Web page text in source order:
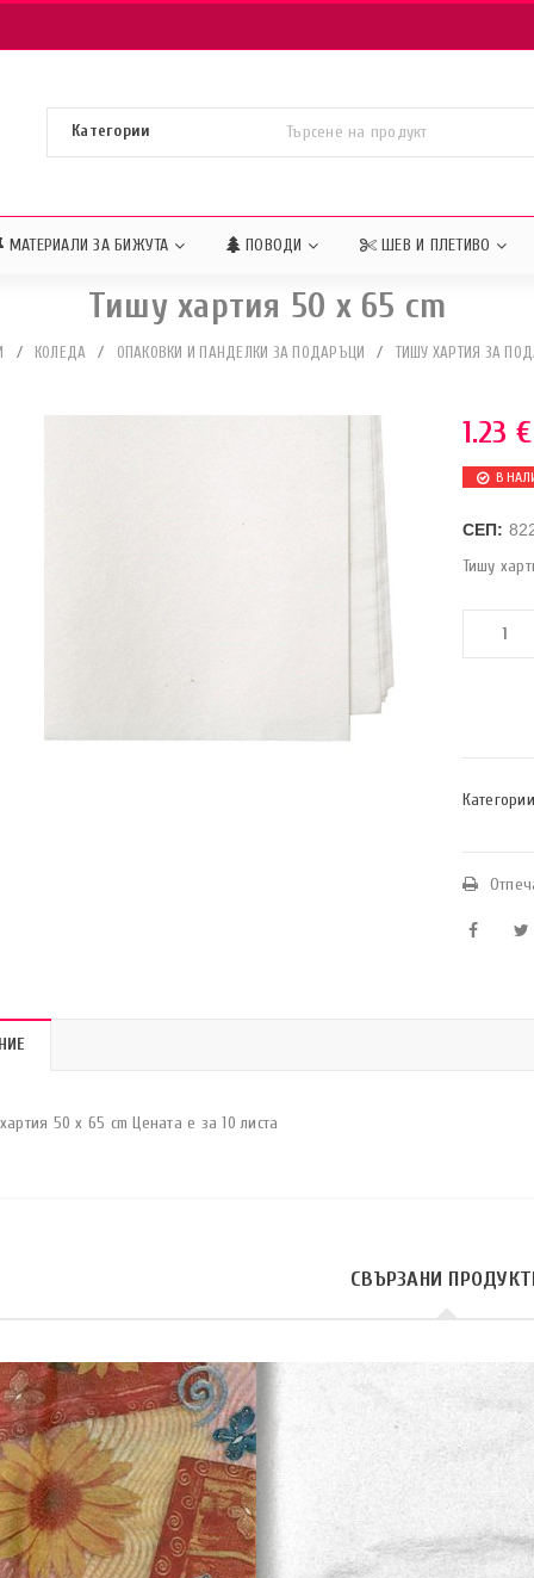
МАТЕРИАЛИ ЗА БИЖУТА ПОВОДИ ШЕВ И ПЛЕТИВО
Тишу хартия 50 x 65 cm
/ КОЛЕДА / ОПАКОВКИ И ПАНДЕЛКИ ЗА ПОДАРЪЦИ / ТИШУ ХАРТИЯ ЗА
1.23 €
В
СЕП:
Тишу
50 x 65 cm Цената е за 10 листа
СВЪРЗАНИ